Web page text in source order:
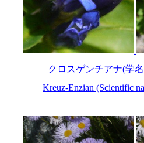
クロスゲンチアナ(学名
Kreuz-Enzian (Scientific